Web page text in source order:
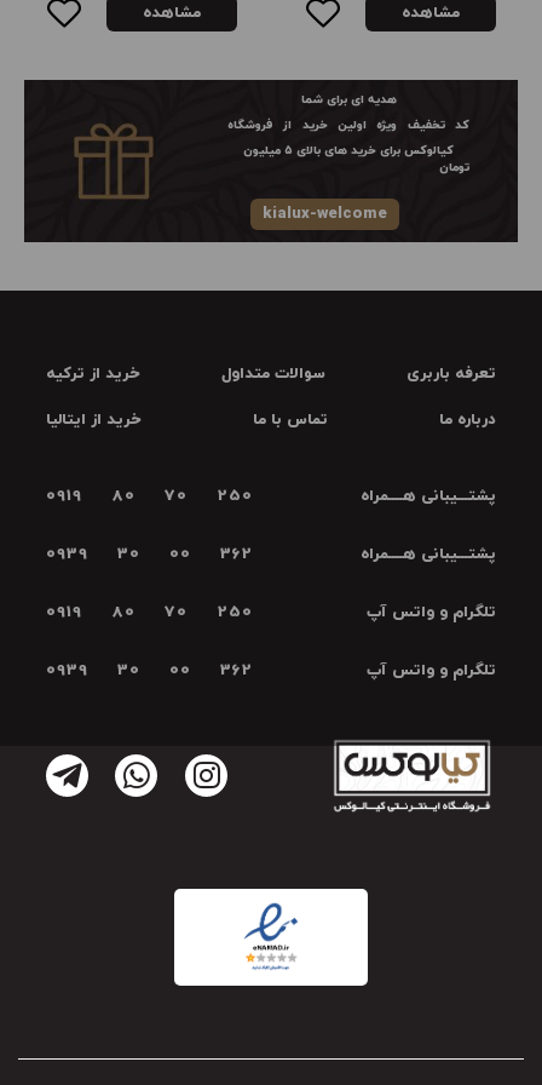
مشاهده مشاهده
هدیه ای برای شما
کد تخفیف ویژه اولین خرید از فروشگاه
کیالوکس برای خرید های بالای ۵ میلیون
تومان
kialux-welcome
تعرفه باربری سوالات متداول خرید از ترکیه
درباره ما تماس با ما خرید از ایتالیا
پشتـــیبانی هــــمراه 0919 80 70 250
پشتـــیبانی هــــمراه 0939 30 00 362
تلگرام و واتس آپ 0919 80 70 250
تلگرام و واتس آپ 0939 30 00 362